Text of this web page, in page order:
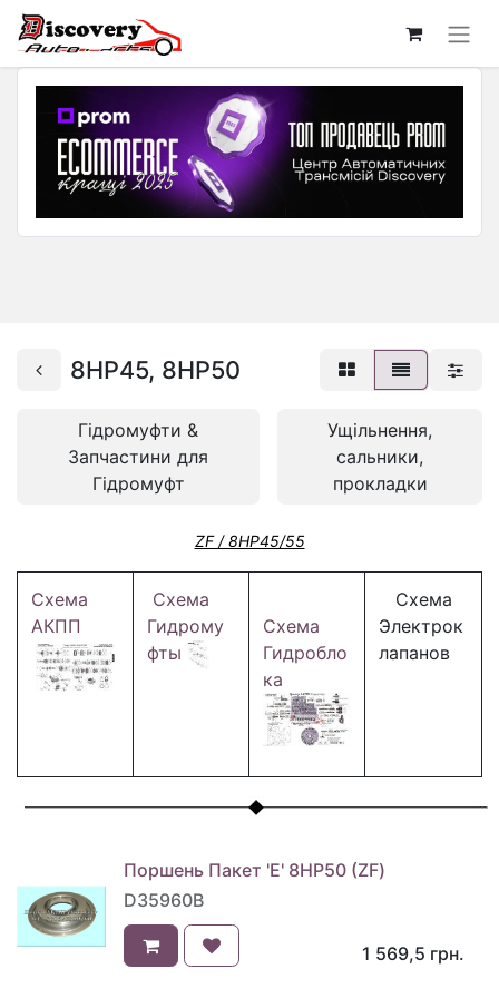
8HP45, 8HP50
Гідромуфти &
Запчастини для
Гідромуфт
Ущільнення,
сальники,
прокладки
ZF / 8HP45/55
Схема
АКПП
Схема
Гидрому
фты
Схема
Гидробло
ка
Схема
Электрок
лапанов
Поршень Пакет 'E' 8НР50 (ZF)
D35960B
1 569,5 грн.